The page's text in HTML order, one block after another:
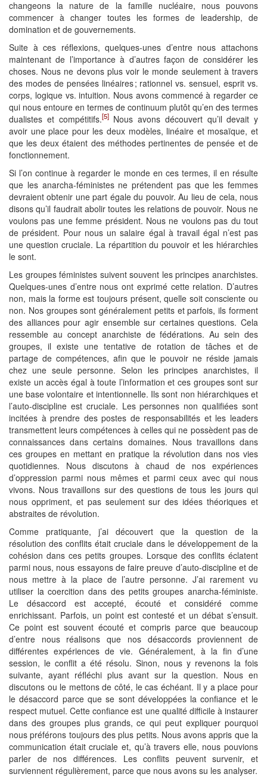
changeons la nature de la famille nucléaire, nous pouvons
commencer à changer toutes les formes de leadership, de
domination et de gouvernements.
Suite à ces réflexions, quelques-unes d’entre nous attachons
maintenant de l’importance à d’autres façon de considérer les
choses. Nous ne devons plus voir le monde seulement à travers
des modes de pensées linéaires ; rationnel vs. sensuel, esprit vs.
corps, logique vs. intuition. Nous avons commencé à regarder ce
qui nous entoure en termes de continuum plutôt qu’en des termes
dualistes et compétitifs.[5]Nous avons découvert qu’il devait y
avoir une place pour les deux modèles, linéaire et mosaïque, et
que les deux étaient des méthodes pertinentes de pensée et de
fonctionnement.
Si l’on continue à regarder le monde en ces termes, il en résulte
que les anarcha-féministes ne prétendent pas que les femmes
devraient obtenir une part égale du pouvoir. Au lieu de cela, nous
disons qu’il faudrait abolir toutes les relations de pouvoir. Nous ne
voulons pas une femme président. Nous ne voulons pas du tout
de président. Pour nous un salaire égal à travail égal n’est pas
une question cruciale. La répartition du pouvoir et les hiérarchies
le sont.
Les groupes féministes suivent souvent les principes anarchistes.
Quelques-unes d’entre nous ont exprimé cette relation. D’autres
non, mais la forme est toujours présent, quelle soit consciente ou
non. Nos groupes sont généralement petits et parfois, ils forment
des alliances pour agir ensemble sur certaines questions. Cela
ressemble au concept anarchiste de fédérations. Au sein des
groupes, il existe une tentative de rotation de tâches et de
partage de compétences, afin que le pouvoir ne réside jamais
chez une seule personne. Selon les principes anarchistes, il
existe un accès égal à toute l’information et ces groupes sont sur
une base volontaire et intentionnelle. Ils sont non hiérarchiques et
l’auto-discipline est cruciale. Les personnes non qualifiées sont
incitées à prendre des postes de responsabilités et les leaders
transmettent leurs compétences à celles qui ne possèdent pas de
connaissances dans certains domaines. Nous travaillons dans
ces groupes en mettant en pratique la révolution dans nos vies
quotidiennes. Nous discutons à chaud de nos expériences
d’oppression parmi nous mêmes et parmi ceux avec qui nous
vivons. Nous travaillons sur des questions de tous les jours qui
nous oppriment, et pas seulement sur des idées théoriques et
abstraites de révolution.
Comme pratiquante, j’ai découvert que la question de la
résolution des conflits était cruciale dans le développement de la
cohésion dans ces petits groupes. Lorsque des conflits éclatent
parmi nous, nous essayons de faire preuve d’auto-discipline et de
nous mettre à la place de l’autre personne. J’ai rarement vu
utiliser la coercition dans des petits groupes anarcha-féministe.
Le désaccord est accepté, écouté et considéré comme
enrichissant. Parfois, un point est contesté et un débat s’ensuit.
Ce point est souvent écouté et compris parce que beaucoup
d’entre nous réalisons que nos désaccords proviennent de
différentes expériences de vie. Généralement, à la fin d’une
session, le conflit a été résolu. Sinon, nous y revenons la fois
suivante, ayant réfléchi plus avant sur la question. Nous en
discutons ou le mettons de côté, le cas échéant. Il y a place pour
le désaccord parce que se sont développées la confiance et le
respect mutuel. Cette confiance est une qualité difficile à instaurer
dans des groupes plus grands, ce qui peut expliquer pourquoi
nous préférons toujours des plus petits. Nous avons appris que la
communication était cruciale et, qu’à travers elle, nous pouvions
parler de nos différences. Les conflits peuvent survenir, et
surviennent régulièrement, parce que nous avons su les analyser.